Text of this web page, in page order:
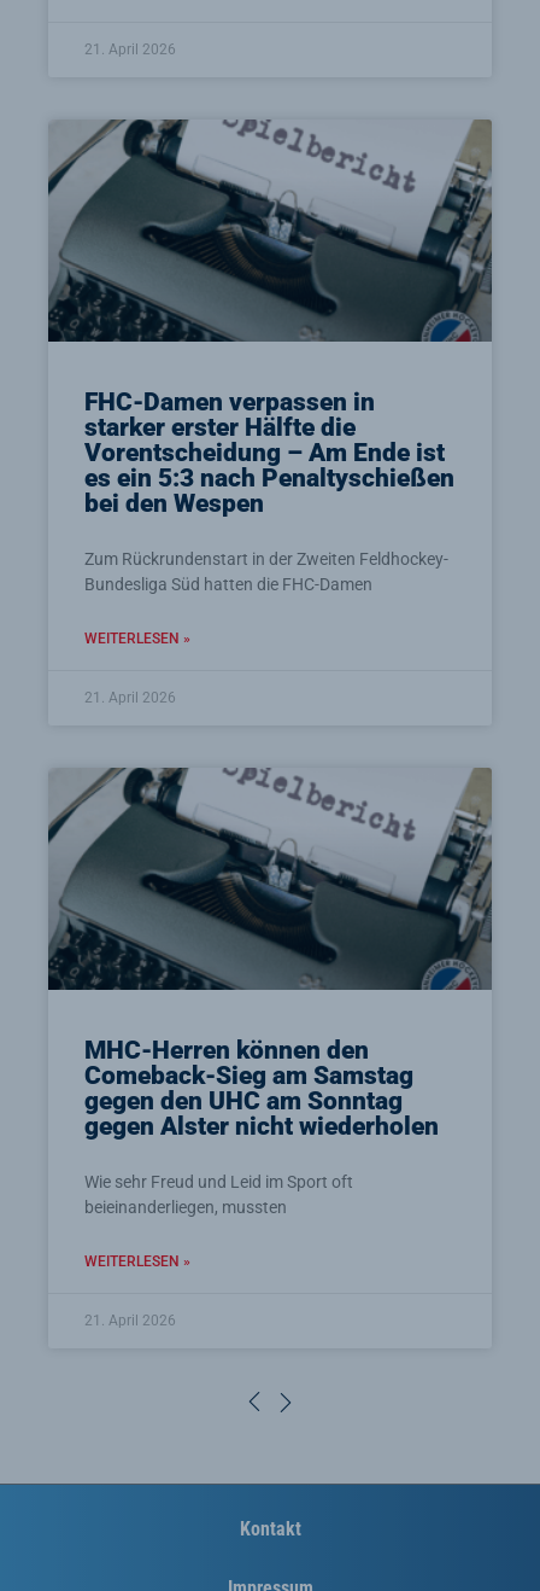
21. April 2026
FHC-Damen verpassen in
starker erster Hälfte die
Vorentscheidung – Am Ende ist
es ein 5:3 nach Penaltyschießen
bei den Wespen
Zum Rückrundenstart in der Zweiten Feldhockey-
Bundesliga Süd hatten die FHC-Damen
WEITERLESEN »
21. April 2026
MHC-Herren können den
Comeback-Sieg am Samstag
gegen den UHC am Sonntag
gegen Alster nicht wiederholen
Wie sehr Freud und Leid im Sport oft
beieinanderliegen, mussten
WEITERLESEN »
21. April 2026
< >
Kontakt